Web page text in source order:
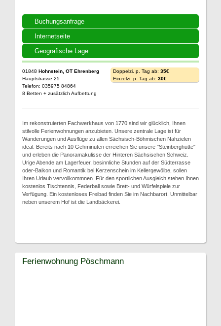
Buchungsanfrage
Internetseite
Geografische Lage
01848 Hohnstein, OT Ehrenberg
Hauptstrasse 25
Telefon: 035975 84864
8 Betten + zusätzlich Aufbettung
Doppelzi. p. Tag ab: 35€
Einzelzi. p. Tag ab: 30€
Im rekonstruierten Fachwerkhaus von 1770 sind wir glücklich, Ihnen
stilvolle Ferienwohnungen anzubieten. Unsere zentrale Lage ist für
Wanderungen und Ausflüge zu allen Sächsisch-Böhmischen Nahzielen
ideal. Bereits nach 10 Gehminuten erreichen Sie unsere "Steinberghütte"
und erleben die Panoramakulisse der Hinteren Sächsischen Schweiz.
Urige Abende am Lagerfeuer, besinnliche Stunden auf der Südterrasse
oder-Balkon und Romantik bei Kerzenschein im Kellergewölbe, sollen
Ihren Urlaub vervollkommnen. Für den sportlichen Ausgleich stehen Ihnen
kostenlos Tischtennis, Federball sowie Brett- und Würfelspiele zur
Verfügung. Ein kostenloses Freibad finden Sie im Nachbarort. Unmittelbar
neben unserem Hof ist die Landbäckerei.
Ferienwohnung Pöschmann